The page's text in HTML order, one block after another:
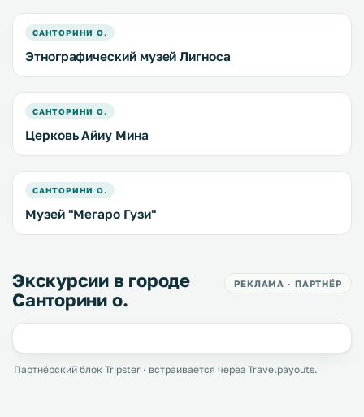
САНТОРИНИ О.
Этнографический музей Лигноса
САНТОРИНИ О.
Церковь Айиу Мина
САНТОРИНИ О.
Музей "Мегаро Гузи"
Экскурсии в городе
Санторини о.
РЕКЛАМА · ПАРТНЁР
Партнёрский блок Tripster · встраивается через Travelpayouts.